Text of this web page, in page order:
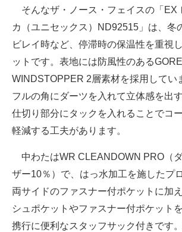
そんなザ・ノース・フェイスの「EX
カ（ユニセックス）ND92515」は、冬
ビレイ時など、停滞時の保温性を重視
ットです。表地には防風性のある
WINDSTOPPER 2層素材を採用してい
フルの角にダーツを入れて立体感を出
仕切り部分にタックを入れることでコ
軽減する工夫があります。
中わたはWR CLEANDOWN PRO（
ザー10％）で、はっ水加工を施したプ
両サイドのファスナー付ポケットに加
シュポケットやファスナー付ポケット
携行に便利なスタッフサック付きです